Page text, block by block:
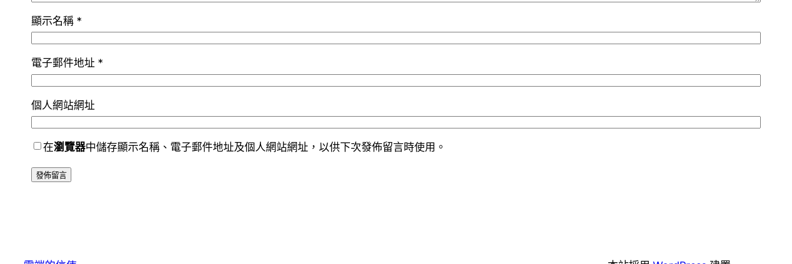
顯示名稱 *
電子郵件地址 *
個人網站網址
在瀏覽器中儲存顯示名稱、電子郵件地址及個人網站網址，以供下次發佈留言時使用。